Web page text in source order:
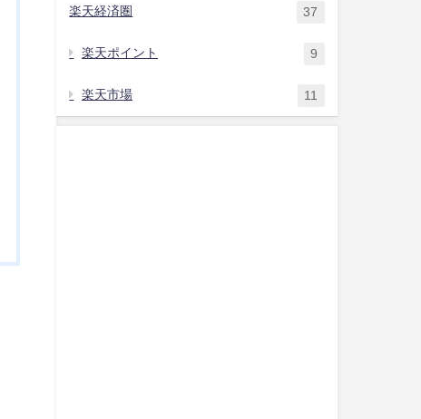
楽天経済圏 37
楽天ポイント 9
楽天市場 11